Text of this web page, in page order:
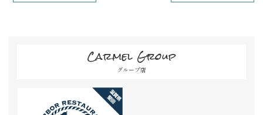
Carmel Group
グループ店